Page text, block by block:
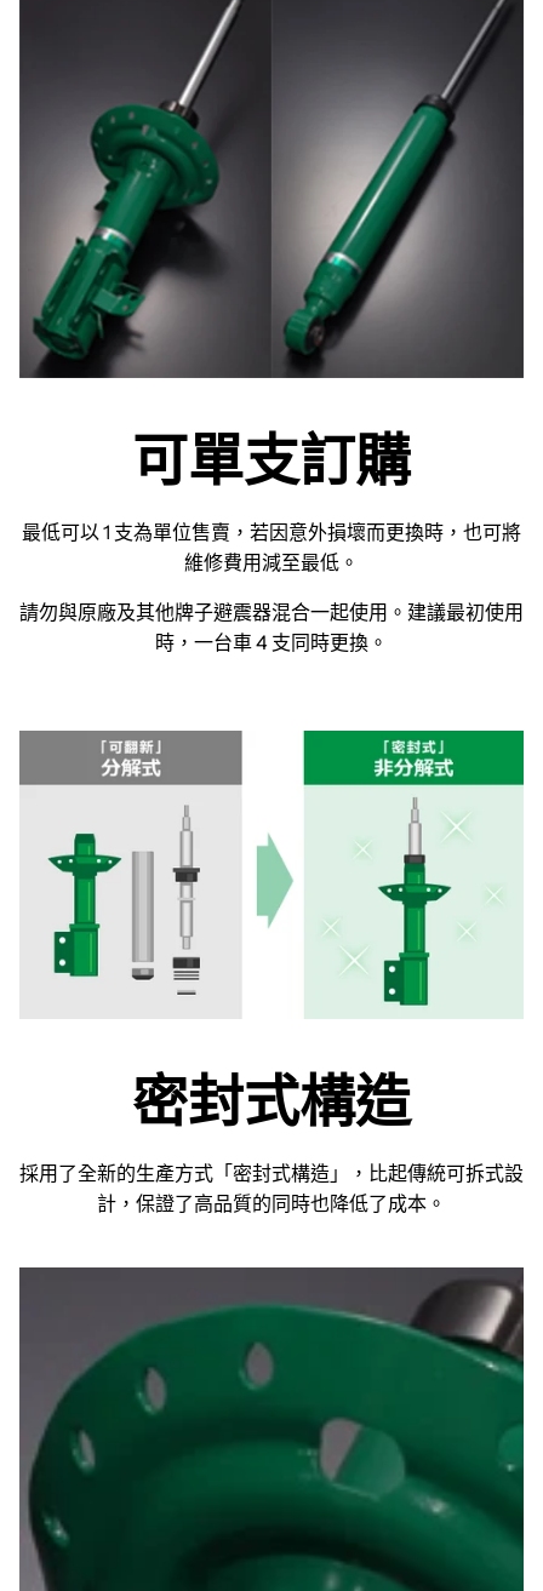
可單支訂購
最低可以 1 支為單位售賣，若因意外損壞而更換時，也可將
維修費用減至最低。
請勿與原廠及其他牌子避震器混合一起使用。建議最初使用
時，一台車 4 支同時更換。
密封式構造
採用了全新的生產方式「密封式構造」，比起傳統可拆式設
計，保證了高品質的同時也降低了成本。